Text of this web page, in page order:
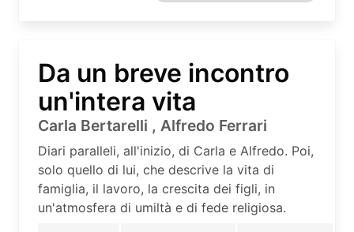
Da un breve incontro
un'intera vita
Carla Bertarelli , Alfredo Ferrari
Diari paralleli, all'inizio, di Carla e Alfredo. Poi,
solo quello di lui, che descrive la vita di
famiglia, il lavoro, la crescita dei figli, in
un'atmosfera di umiltà e di fede religiosa.